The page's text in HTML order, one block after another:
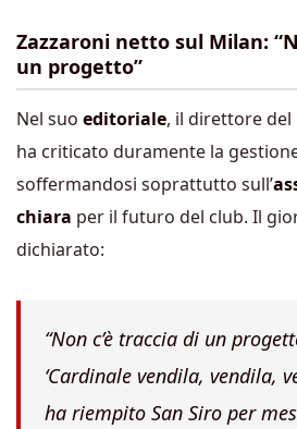
Zazzaroni netto sul Milan:
un progetto”
Nel suo editoriale, il direttore
ha criticato duramente la
soffermandosi soprattutto sull’
chiara per il futuro del club. Il
dichiarato:
“Non c’è traccia di un
‘Cardinale vendila, vendila,
ha riempito San Siro per